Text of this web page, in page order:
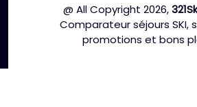
@ All Copyright 2026,
Comparateur séjours SKI,
promotions et bons